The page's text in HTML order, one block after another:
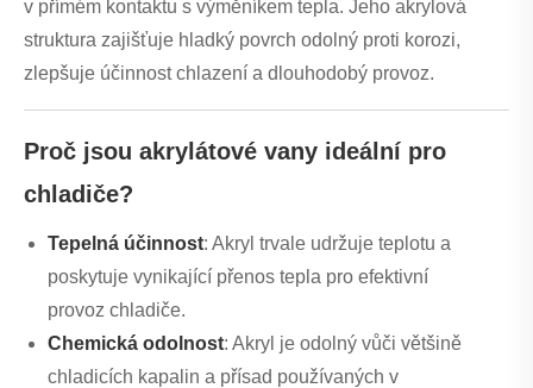
v přímém kontaktu s výměníkem tepla. Jeho akrylová
struktura zajišťuje hladký povrch odolný proti korozi,
zlepšuje účinnost chlazení a dlouhodobý provoz.
Proč jsou akrylátové vany ideální pro
chladiče?
Tepelná účinnost: Akryl trvale udržuje teplotu a
poskytuje vynikající přenos tepla pro efektivní
provoz chladiče.
Chemická odolnost: Akryl je odolný vůči většině
chladicích kapalin a přísad používaných v